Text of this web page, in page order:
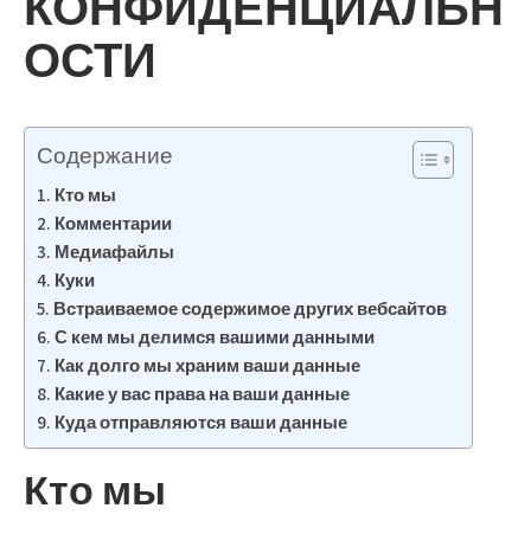
ОСТИ
Содержание
Кто мы
Комментарии
Медиафайлы
Куки
Встраиваемое содержимое других вебсайтов
С кем мы делимся вашими данными
Как долго мы храним ваши данные
Какие у вас права на ваши данные
Куда отправляются ваши данные
Кто мы